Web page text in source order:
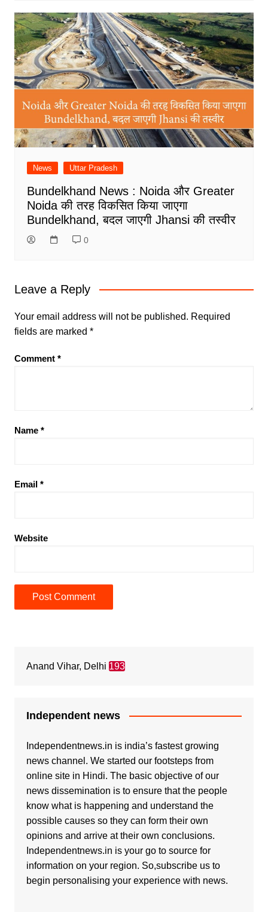
News Uttar Pradesh
Bundelkhand News : Noida और Greater
Noida की तरह विकसित किया जाएगा
Bundelkhand, बदल जाएगी Jhansi की तस्वीर
0
Leave a Reply
Your email address will not be published. Required
fields are marked *
Comment *
Name *
Email *
Website
Anand Vihar, Delhi 193
Independent news
Independentnews.in is india’s fastest growing
news channel. We started our footsteps from
online site in Hindi. The basic objective of our
news dissemination is to ensure that the people
know what is happening and understand the
possible causes so they can form their own
opinions and arrive at their own conclusions.
Independentnews.in is your go to source for
information on your region. So,subscribe us to
begin personalising your experience with news.